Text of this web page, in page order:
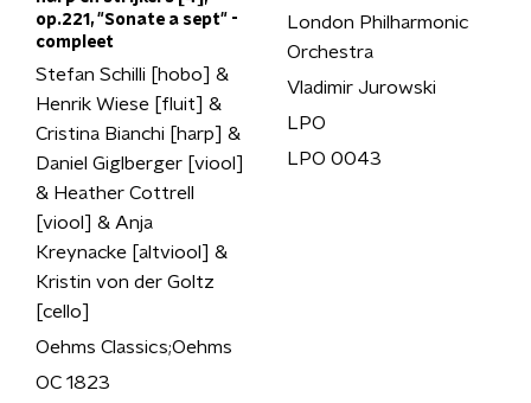
op.221, "Sonate a sept" -
compleet
Stefan Schilli [hobo] &
Henrik Wiese [fluit] &
Cristina Bianchi [harp] &
Daniel Giglberger [viool]
& Heather Cottrell
[viool] & Anja
Kreynacke [altviool] &
Kristin von der Goltz
[cello]
Oehms Classics;Oehms
OC 1823
London Philharmonic
Orchestra
Vladimir Jurowski
LPO
LPO 0043